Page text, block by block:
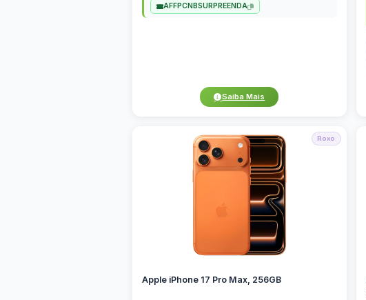
AFFPCNBSURPREENDA
Saiba Mais
Roxo
Apple iPhone 17 Pro Max, 256GB